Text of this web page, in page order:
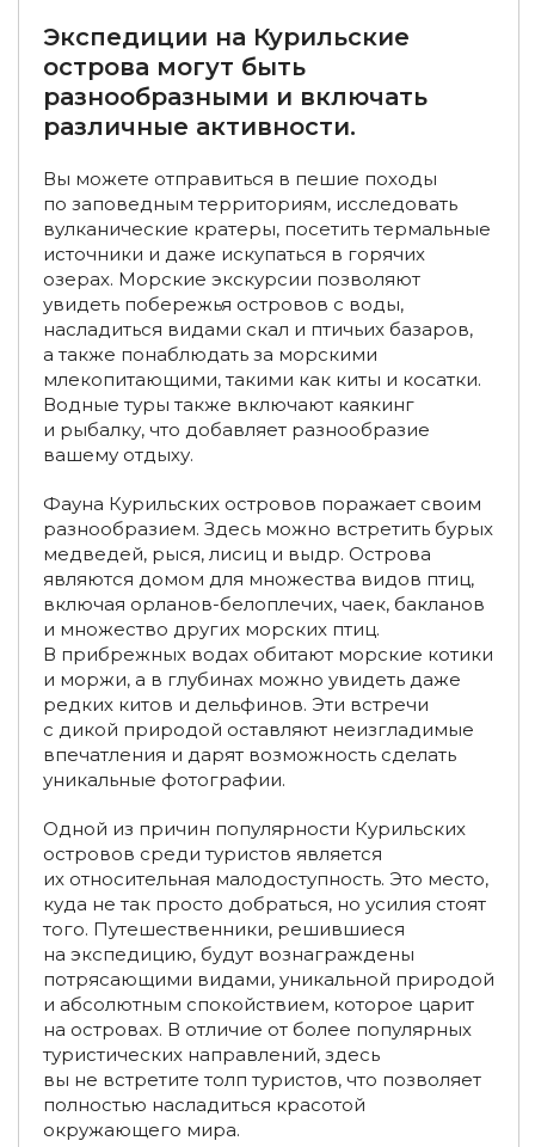
Туры по России из Тамбова
Активные и приключенческие туры из Москвы
Туры в Бурятию из Москвы
Туры с палатками на Алтай Туры на Алтай с собакой
Конные туры по России Туры на ледоколе
Туры с палатками по России
Туры с северным сиянием
Туры в Карелию из Казани
Туры в Карелию из Вологды
Туры на горячие источники
Туры на Кавказ на 7–10 дней Туры в Териберку
Туры на Сахалин до 5 дней
Туры на Камчатку на 5 дней
Туры на Камчатку на 5-7 дней
Туры в Якутию на 8-9 дней
Экспедиции на Байкал Экспедиции на Эльбрус
Экспедиции в Тыву
Экспедиции в Архангельскую область
Экспедиции на Ямал Экспедиции на Плато Путорана
Активные туры по Башкирии
Туры в Башкирию из Тюмени
Туры в Аскинскую ледяную пещеру
Экспедиции на Курильские
острова могут быть
разнообразными и включать
различные активности.
Вы можете отправиться в пешие походы
по заповедным территориям, исследовать
вулканические кратеры, посетить термальные
источники и даже искупаться в горячих
озерах. Морские экскурсии позволяют
увидеть побережья островов с воды,
насладиться видами скал и птичьих базаров,
а также понаблюдать за морскими
млекопитающими, такими как киты и косатки.
Водные туры также включают каякинг
и рыбалку, что добавляет разнообразие
вашему отдыху.
Фауна Курильских островов поражает своим
разнообразием. Здесь можно встретить бурых
медведей, рыся, лисиц и выдр. Острова
являются домом для множества видов птиц,
включая орланов-белоплечих, чаек, бакланов
и множество других морских птиц.
В прибрежных водах обитают морские котики
и моржи, а в глубинах можно увидеть даже
редких китов и дельфинов. Эти встречи
с дикой природой оставляют неизгладимые
впечатления и дарят возможность сделать
уникальные фотографии.
Одной из причин популярности Курильских
островов среди туристов является
их относительная малодоступность. Это место,
куда не так просто добраться, но усилия стоят
того. Путешественники, решившиеся
на экспедицию, будут вознаграждены
потрясающими видами, уникальной природой
и абсолютным спокойствием, которое царит
на островах. В отличие от более популярных
туристических направлений, здесь
вы не встретите толп туристов, что позволяет
полностью насладиться красотой
окружающего мира.